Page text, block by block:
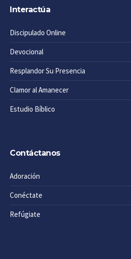
Interactúa
Discipulado Online
Devocional
Resplandor Su Presencia
Clamor al Amanecer
Estudio Bíblico
Contáctanos
Adoración
Conéctate
Refúgiate